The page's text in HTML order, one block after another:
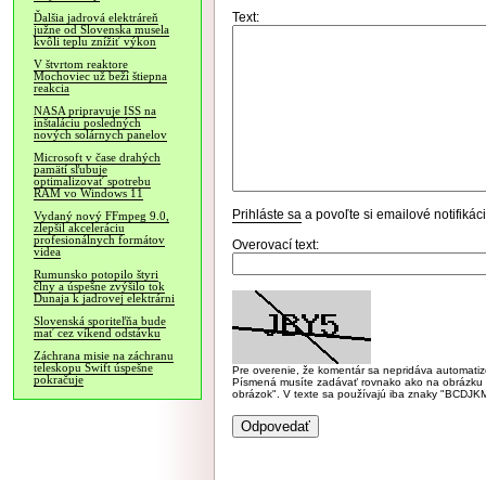
Ďalšia jadrová elektráreň
južne od Slovenska musela
kvôli teplu znížiť výkon
V štvrtom reaktore
Mochoviec už beží štiepna
reakcia
NASA pripravuje ISS na
inštaláciu posledných
nových solárnych panelov
Microsoft v čase drahých
pamätí sľubuje
optimalizovať spotrebu
RAM vo Windows 11
Vydaný nový FFmpeg 9.0,
zlepšil akceleráciu
profesionálnych formátov
videa
Rumunsko potopilo štyri
člny a úspešne zvýšilo tok
Dunaja k jadrovej elektrárni
Slovenská sporiteľňa bude
mať cez víkend odstávku
Záchrana misie na záchranu
teleskopu Swift úspešne
pokračuje
Text:
Prihláste sa a povoľte si emailové
Overovací text:
Pre overenie, že komentár sa nepridáva
Písmená musíte zadávať rovnako ako na
obrázok". V texte sa používajú iba znaky